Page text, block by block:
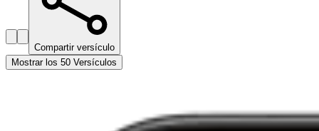
Compartir versículo
Mostrar los 50 Versículos